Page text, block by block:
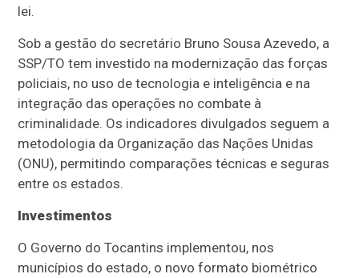
lei.
Sob a gestão do secretário Bruno Sousa Azevedo, a
SSP/TO tem investido na modernização das forças
policiais, no uso de tecnologia e inteligência e na
integração das operações no combate à
criminalidade. Os indicadores divulgados seguem a
metodologia da Organização das Nações Unidas
(ONU), permitindo comparações técnicas e seguras
entre os estados.
Investimentos
O Governo do Tocantins implementou, nos
municípios do estado, o novo formato biométrico